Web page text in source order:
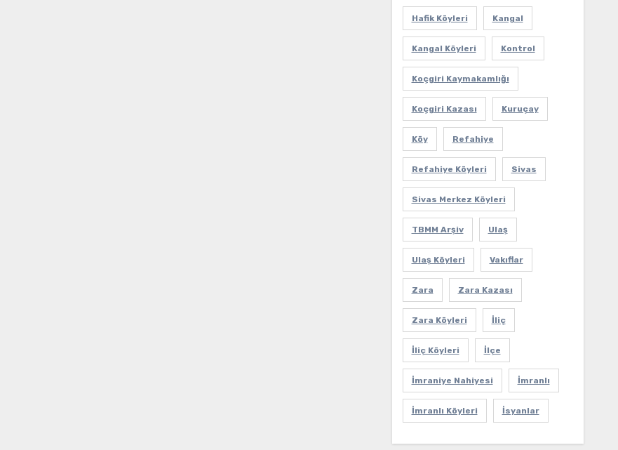
Hafik Köyleri Kangal
Kangal Köyleri Kontrol
Koçgiri Kaymakamlığı
Koçgiri Kazası Kuruçay
Köy Refahiye
Refahiye Köyleri Sivas
Sivas Merkez Köyleri
TBMM Arşiv Ulaş
Ulaş Köyleri Vakıflar
Zara Zara Kazası
Zara Köyleri İliç
İliç Köyleri İlçe
İmraniye Nahiyesi İmranlı
İmranlı Köyleri İsyanlar